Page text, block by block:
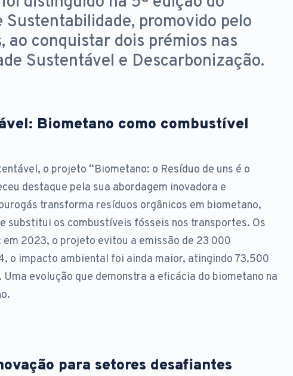
Sustentabilidade, promovido pelo
ao conquistar dois prémios nas
Sustentável e Descarbonização.
Biometano como combustível
o projeto “Biometano: o Resíduo de uns é o
destaque pela sua abordagem inovadora e
transforma resíduos orgânicos em biometano,
substitui os combustíveis fósseis nos transportes. Os
2023, o projeto evitou a emissão de 23 000
o impacto ambiental foi ainda maior, atingindo 73.500
Uma evolução que demonstra a eficácia do biometano na
para setores desafiantes